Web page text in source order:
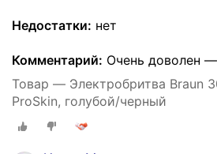
Недостатки: нет
Комментарий: Очень доволен
Товар — Электробритва Braun
ProSkin, голубой/черный